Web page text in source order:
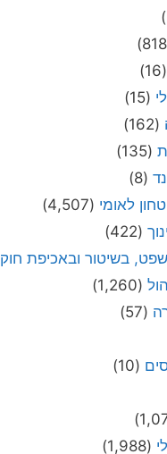
(16)
(15)
(162)
(135)
(8)
לאומי (4,507)
(422)
בשיטור ובאכיפת חוק
(1,260)
(57)
(10)
(1,988)